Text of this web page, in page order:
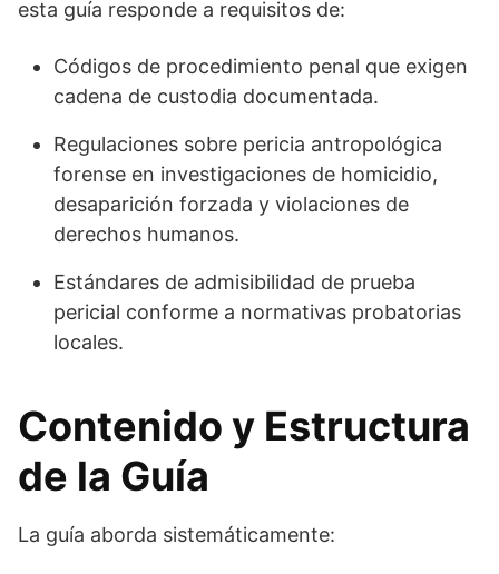
esta guía responde a requisitos de:
Códigos de procedimiento penal que exigen
cadena de custodia documentada.
Regulaciones sobre pericia antropológica
forense en investigaciones de homicidio,
desaparición forzada y violaciones de
derechos humanos.
Estándares de admisibilidad de prueba
pericial conforme a normativas probatorias
locales.
Contenido y Estructura
de la Guía
La guía aborda sistemáticamente: